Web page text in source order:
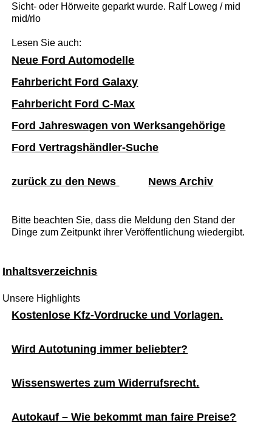
Sicht- oder Hörweite geparkt wurde. Ralf Loweg / mid
mid/rlo
Lesen Sie auch:
Neue Ford Automodelle
Fahrbericht Ford Galaxy
Fahrbericht Ford C-Max
Ford Jahreswagen von Werksangehörige
Ford Vertragshändler-Suche
zurück zu den News News Archiv
Bitte beachten Sie, dass die Meldung den Stand der
Dinge zum Zeitpunkt ihrer Veröffentlichung wiedergibt.
Inhaltsverzeichnis
Unsere Highlights
Kostenlose Kfz-Vordrucke und Vorlagen.
Wird Autotuning immer beliebter?
Wissenswertes zum Widerrufsrecht.
Autokauf – Wie bekommt man faire Preise?